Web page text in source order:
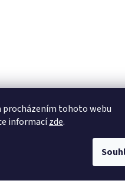
procházením tohoto webu
informacízde.